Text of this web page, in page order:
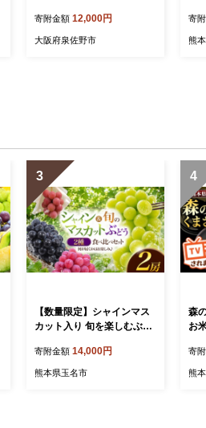
ソムリエ協会 新鮮 野菜 泉
佐野産 とまと やさい 高評
寄附金額 12,000円
大阪府泉佐野市
県
寄
熊
3
【数量限定】シャインマス
カット入り 旬を楽しむぶど
くだもの ぶどう ブドウ 葡
萄 種なし 熊本県 玉名市 ぶ
寄附金額 14,000円
熊本県玉名市
4
森
お
本
寄
熊